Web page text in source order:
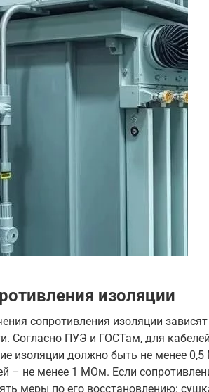
изоляции
сопротивления изоляции
Согласно ПУЭ и ГОСТам, для
изоляции должно быть не менее
– не менее 1 МОм. Если
меры по его восстановлению: